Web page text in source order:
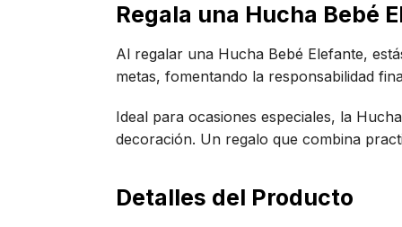
Regala una Hucha Bebé
Al regalar una Hucha Bebé Elefante,
metas, fomentando la responsabilidad
Ideal para ocasiones especiales, la
decoración. Un regalo que combina
Detalles del Producto